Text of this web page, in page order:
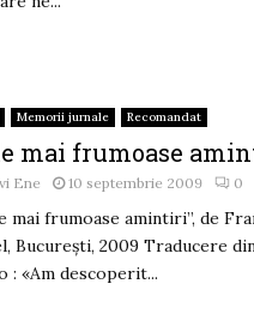
Memorii jurnale Recomandat
mai frumoase
Ene 10 septembrie 2009 0
mai frumoase amintiri”, de
Bucureşti, 2009 Traducere
: «Am descoperit...